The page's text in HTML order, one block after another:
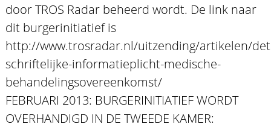
door TROS Radar beheerd wordt. De link naar
dit burgerinitiatief is
http://www.trosradar.nl/uitzending/artikelen/
schriftelijke-informatieplicht-medische-
behandelingsovereenkomst/
FEBRUARI 2013: BURGERINITIATIEF WORDT
OVERHANDIGD IN DE TWEEDE KAMER: